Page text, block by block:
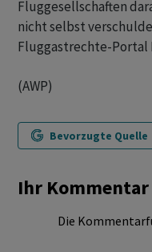
Fluggesellschaften
nicht selbst
Fluggastrechte-Portal
(AWP)
Bevorzugte Quelle
Ihr Kommentar
Die